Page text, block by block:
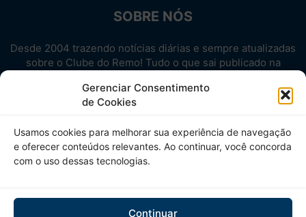
Gerenciar Consentimento
de Cookies
Usamos cookies para melhorar sua experiência de navegação
e oferecer conteúdos relevantes. Ao continuar, você concorda
com o uso dessas tecnologias.
Continuar
SOBRE NÓS
Desde 2004 trazendo notícias diárias e sempre atualizadas
sobre o Clube do Remo! Tudo o que sai publicado na
Aproveite! Site não-oficial.
SIGA-NOS